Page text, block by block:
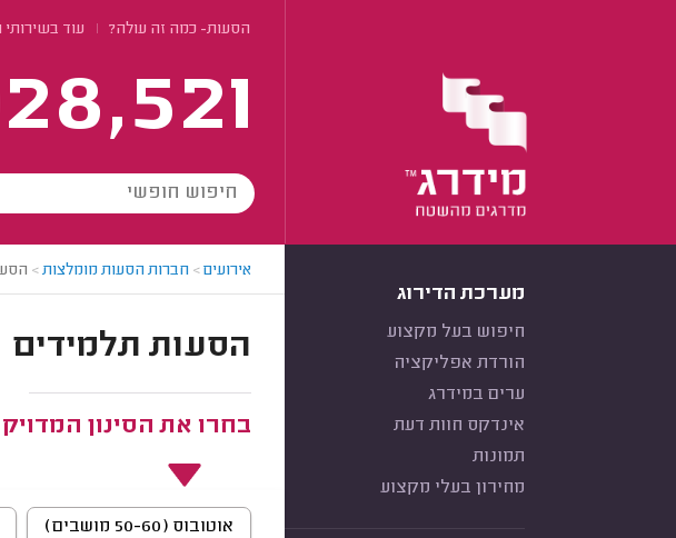
הסעות- כמה זה עולה? עוד
מערכת הדירוג
חיפוש בעל מקצוע
הורדת אפליקציה
ערים במידרג
אינדקס חוות דעת
תמונות
מחירון בעלי מקצוע
אירועים> חברות הסעות מומלצות>
הסעות תלמידים
בחרו את הסינון המדויק
אוטובוס (50-60 מושבים)